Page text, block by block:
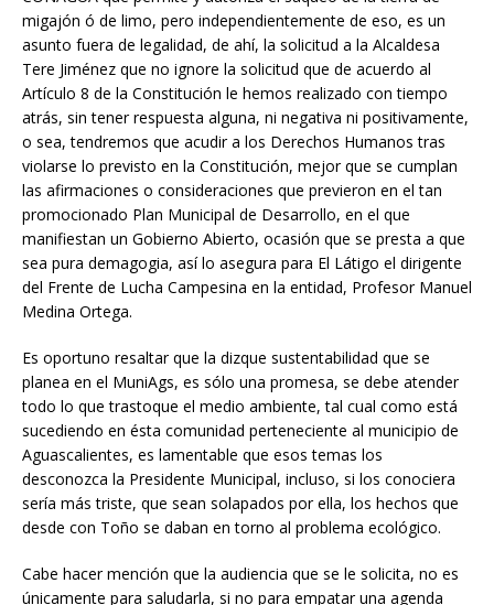
migajón ó de limo, pero independientemente de eso, es un
asunto fuera de legalidad, de ahí, la solicitud a la Alcaldesa
Tere Jiménez que no ignore la solicitud que de acuerdo al
Artículo 8 de la Constitución le hemos realizado con tiempo
atrás, sin tener respuesta alguna, ni negativa ni positivamente,
o sea, tendremos que acudir a los Derechos Humanos tras
violarse lo previsto en la Constitución, mejor que se cumplan
las afirmaciones o consideraciones que previeron en el tan
promocionado Plan Municipal de Desarrollo, en el que
manifiestan un Gobierno Abierto, ocasión que se presta a que
sea pura demagogia, así lo asegura para El Látigo el dirigente
del Frente de Lucha Campesina en la entidad, Profesor Manuel
Medina Ortega.
Es oportuno resaltar que la dizque sustentabilidad que se
planea en el MuniAgs, es sólo una promesa, se debe atender
todo lo que trastoque el medio ambiente, tal cual como está
sucediendo en ésta comunidad perteneciente al municipio de
Aguascalientes, es lamentable que esos temas los
desconozca la Presidente Municipal, incluso, si los conociera
sería más triste, que sean solapados por ella, los hechos que
desde con Toño se daban en torno al problema ecológico.
Cabe hacer mención que la audiencia que se le solicita, no es
únicamente para saludarla, si no para empatar una agenda